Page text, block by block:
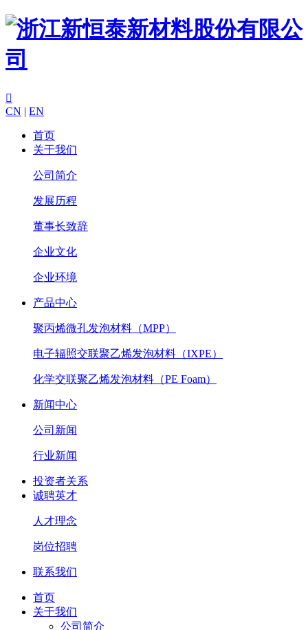

CN | EN
首页
关于我们
公司简介
发展历程
董事长致辞
企业文化
企业环境
产品中心
聚丙烯微孔发泡材料（MPP）
电子辐照交联聚乙烯发泡材料（IXPE）
化学交联聚乙烯发泡材料（PE Foam）
新闻中心
公司新闻
行业新闻
投资者关系
诚聘英才
人才理念
岗位招聘
联系我们
首页
关于我们
公司简介